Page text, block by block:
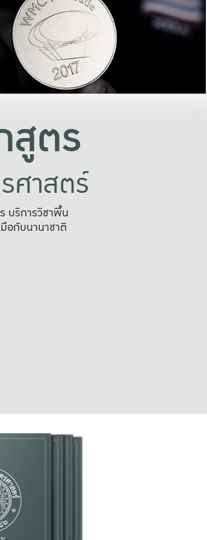
และผลักดันในการใช้ระบบส
เพื่อการทำงานแ
สูตร
ศาสตร์
บริการวิชาพื้น
อกับนานาชาติ